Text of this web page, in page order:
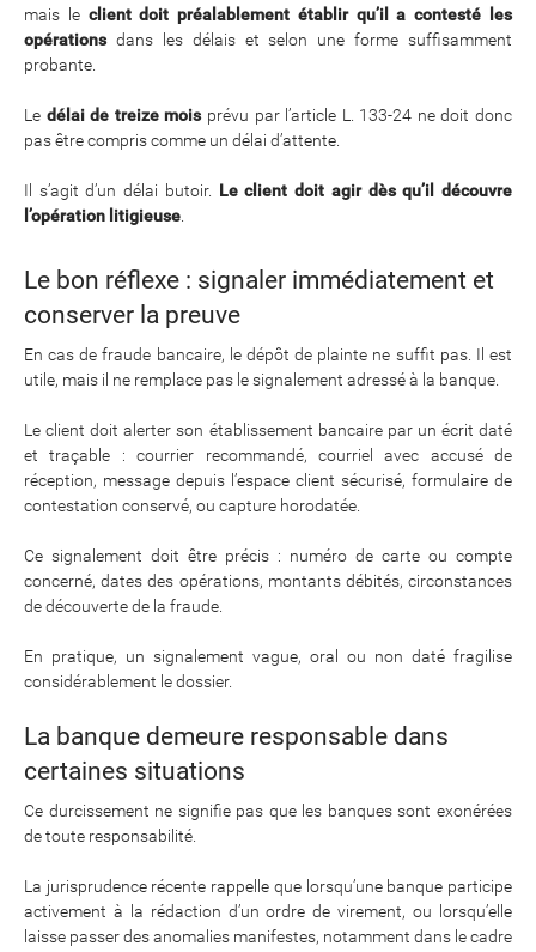
mais le client doit préalablement établir qu’il a contesté les
opérationsdans les délais et selon une forme suffisamment
probante.
Le délai de treize moisprévu par l’article L. 133-24 ne doit donc
pas être compris comme un délai d’attente.
Il s’agit d’un délai butoir. Le client doit agir dès qu’il découvre
l’opération litigieuse
Le bon réflexe : signaler immédiatement et
conserver la preuve
En cas de fraude bancaire, le dépôt de plainte ne suffit pas. Il est
utile, mais il ne remplace pas le signalement adressé à la banque.
Le client doit alerter son établissement bancaire par un écrit daté
et traçable : courrier recommandé, courriel avec accusé de
réception, message depuis l’espace client sécurisé, formulaire de
contestation conservé, ou capture horodatée.
Ce signalement doit être précis : numéro de carte ou compte
concerné, dates des opérations, montants débités, circonstances
de découverte de la fraude.
En pratique, un signalement vague, oral ou non daté fragilise
considérablement le dossier.
La banque demeure responsable dans
certaines situations
Ce durcissement ne signifie pas que les banques sont exonérées
de toute responsabilité.
La jurisprudence récente rappelle que lorsqu’une banque participe
activement à la rédaction d’un ordre de virement, ou lorsqu’elle
laisse passer des anomalies manifestes, notamment dans le cadre